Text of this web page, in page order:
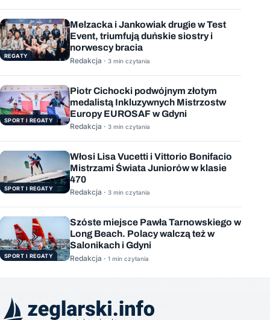
REGATY
Melzacka i Jankowiak drugie w Test
Event, triumfują duńskie siostry i
norwescy bracia
Redakcja · 3 min czytania
SPORT I REGATY
Piotr Cichocki podwójnym złotym
medalistą Inkluzywnych Mistrzostw
Europy EUROSAF w Gdyni
Redakcja · 3 min czytania
SPORT I REGATY
Włosi Lisa Vucetti i Vittorio Bonifacio
Mistrzami Świata Juniorów w klasie
470
Redakcja · 3 min czytania
SPORT I REGATY
Szóste miejsce Pawła Tarnowskiego w
Long Beach. Polacy walczą też w
Salonikach i Gdyni
Redakcja · 1 min czytania